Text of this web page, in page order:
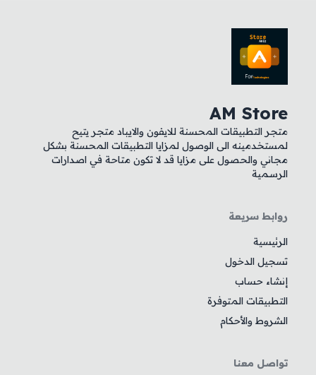
AM Store
متجر التطبيقات المحسنة للايفون والايباد متجر يتيح
لمستخدمينه الى الوصول لمزايا التطبيقات المحسنة بشكل
مجاني والحصول على مزايا قد لا تكون متاحة في اصدارات
الرسمية
روابط سريعة
الرئيسية
تسجيل الدخول
إنشاء حساب
التطبيقات المتوفرة
الشروط والأحكام
تواصل معنا